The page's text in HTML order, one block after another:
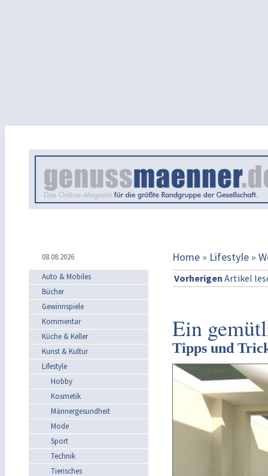
08.08.2026 Home » Lifestyle »
Auto & Mobiles
Bücher
Gewinnspiele
Kommentar
Küche & Keller
Kunst & Kultur
Lifestyle
Hobby
Kosmetik
Männergesundheit
Mode
Sport
Technik
Tierisches
Vorherigen Artikel
Ein
Tipps und